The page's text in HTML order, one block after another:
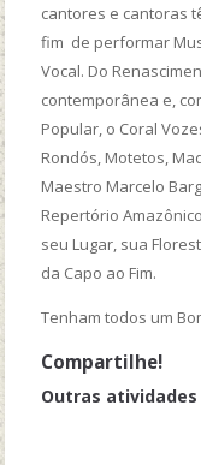
cantores e cantoras
fim de performar
Vocal. Do
contemporânea e,
Popular, o Coral
Rondós, Motetos,
Maestro Marcelo
Repertório
seu Lugar, sua
da Capo ao Fim.
Tenham todos um
Compartilhe!
Outras